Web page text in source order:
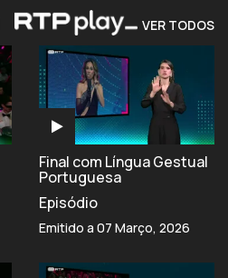
VER TODOS
Final com Língua Gestual
Portuguesa
Episódio
Emitido a 07 Março, 2026